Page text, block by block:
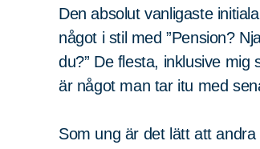
Den absolut vanligaste
något i stil med ”Pension?
du?” De flesta, inklusive mig
är något man tar itu med
Som ung är det lätt att